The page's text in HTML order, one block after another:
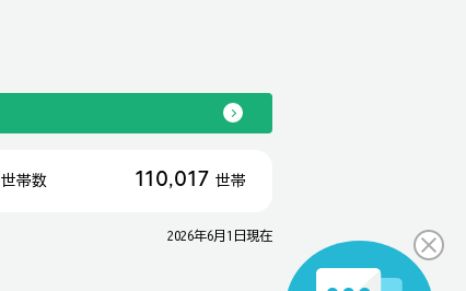
世帯数 110,017 世帯
2026年6月1日現在